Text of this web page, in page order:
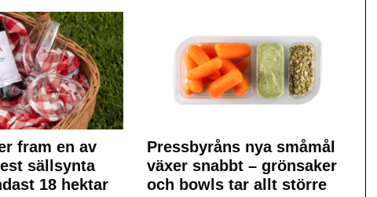
fram en av
sällsynta
18 hektar
Pressbyråns nya småmål
växer snabbt – grönsaker
och bowls tar allt större